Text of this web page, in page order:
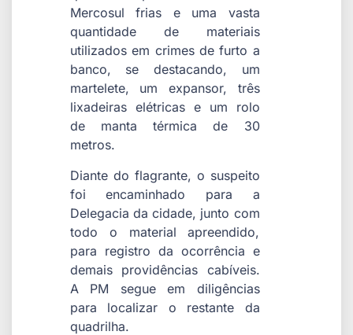
Mercosul frias e uma vasta
quantidade de materiais
utilizados em crimes de furto a
banco, se destacando, um
martelete, um expansor, três
lixadeiras elétricas e um rolo
de manta térmica de 30
metros.
Diante do flagrante, o suspeito
foi encaminhado para a
Delegacia da cidade, junto com
todo o material apreendido,
para registro da ocorrência e
demais providências cabíveis.
A PM segue em diligências
para localizar o restante da
quadrilha.